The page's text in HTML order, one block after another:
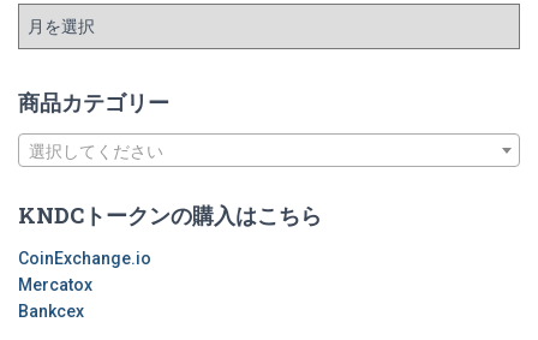
リ
ー
過
事
読
商品カテゴリー
選択してください
KNDCトークンの購入はこちら
CoinExchange.io
Mercatox
Bankcex